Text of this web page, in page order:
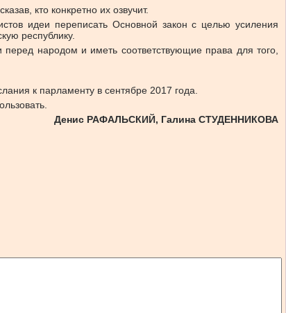
кто конкретно их озвучит.
идеи переписать Основной закон с целью усиления
республику.
народом и иметь соответствующие права для того,
к парламенту в сентябре 2017 года.
Денис РАФАЛЬСКИЙ, Галина СТУДЕННИКОВА